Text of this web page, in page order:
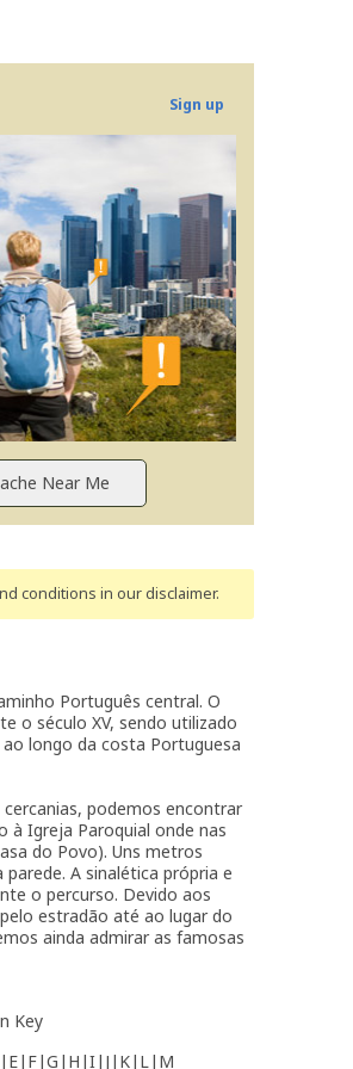
Sign up
conditions in our disclaimer.
Português central. O
o século XV, sendo utilizado
longo da costa Portuguesa
podemos encontrar
à Igreja Paroquial onde nas
do Povo). Uns metros
A sinalética própria e
o percurso. Devido aos
estradão até ao lugar do
ainda admirar as famosas
Key